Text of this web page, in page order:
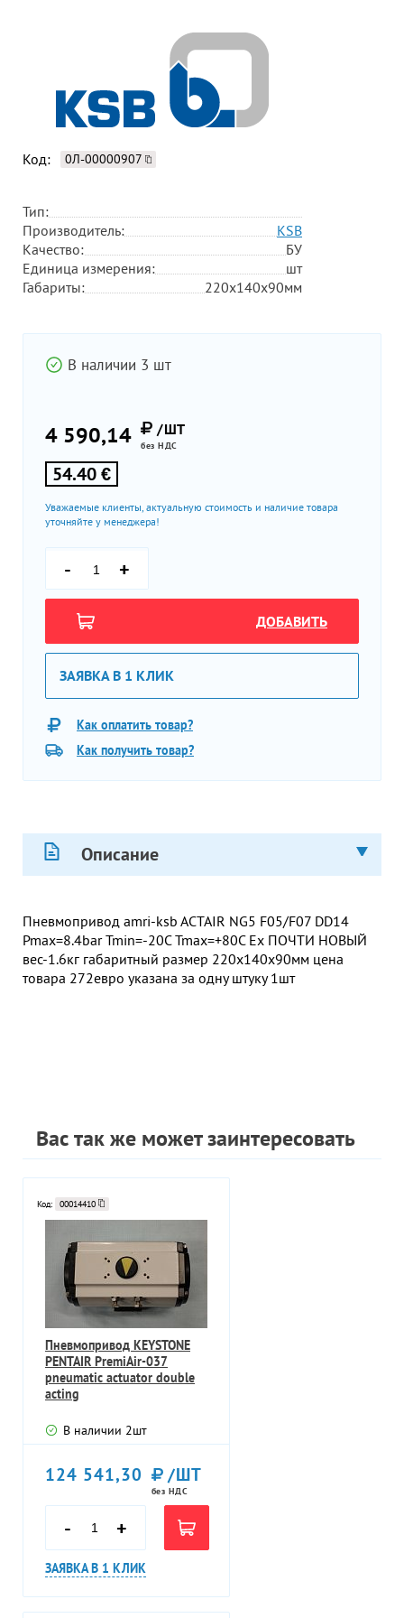
Код: 0Л-00000907
Тип:
Производитель:
KSB
Качество:
БУ
Единица измерения:
шт
Габариты:
220х140х90мм
В наличии 3 шт
4 590,14 /ШТ
без НДС
54.40 €
Уважаемые клиенты, актуальную стоимость и наличие товара
уточняйте у менеджера!
- +
ДОБАВИТЬ
ЗАЯВКА В 1 КЛИК
Как оплатить товар?
Как получить товар?
Описание
Пневмопривод amri-ksb ACTAIR NG5 F05/F07 DD14
Pmax=8.4bar Tmin=-20C Tmax=+80C Ex ПОЧТИ НОВЫЙ
вес-1.6кг габаритный размер 220х140х90мм цена
товара 272евро указана за одну штуку 1шт
Вас так же может заинтересовать
Код: 00014410
Пневмопривод KEYSTONE
PENTAIR PremiAir-037
pneumatic actuator double
acting
В наличии 2шт
124 541,30 /ШТ
без НДС
- +
ЗАЯВКА В 1 КЛИК